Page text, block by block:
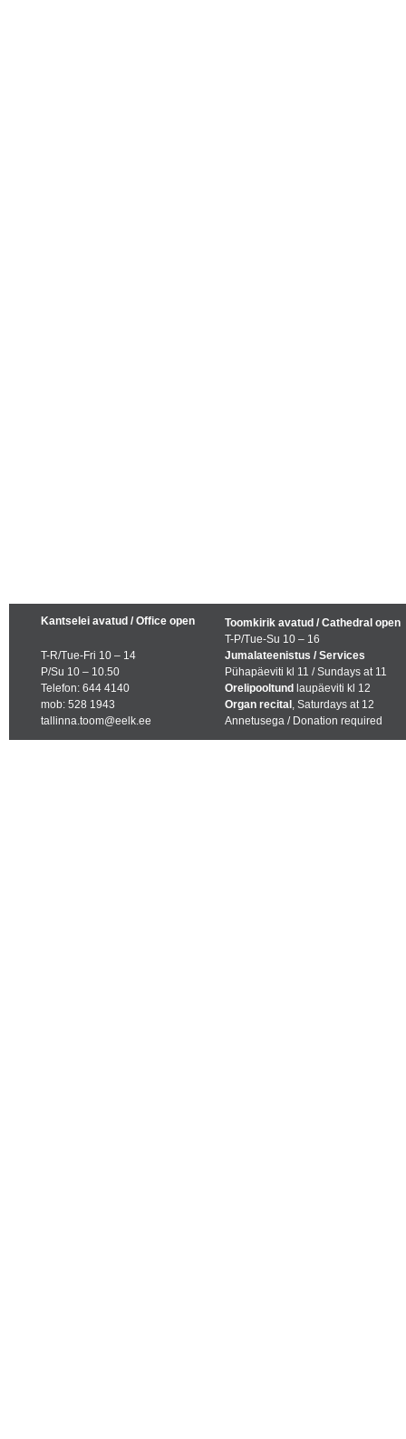
Kantselei avatud / Office open
T-R/Tue-Fri 10 – 14
P/Su 10 – 10.50
Telefon: 644 4140
mob: 528 1943
tallinna.toom@eelk.ee
Toomkirik avatud / Cathedral open
T-P/Tue-Su 10 – 16
Jumalateenistus / Services
Pühapäeviti kl 11 / Sundays at 11
Orelipooltund laupäeviti kl 12
Organ recital , Saturdays at 12
Annetusega / Donation required